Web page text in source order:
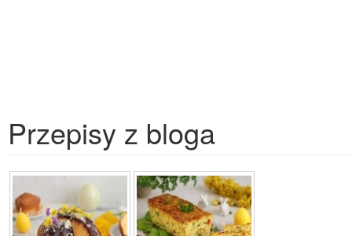
Przepisy z bloga